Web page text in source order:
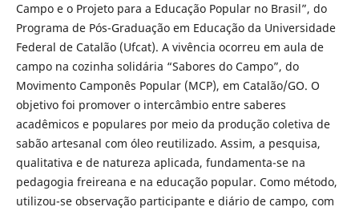
Campo e o Projeto para a Educação Popular no Brasil”, do
Programa de Pós-Graduação em Educação da Universidade
Federal de Catalão (Ufcat). A vivência ocorreu em aula de
campo na cozinha solidária “Sabores do Campo”, do
Movimento Camponês Popular (MCP), em Catalão/GO. O
objetivo foi promover o intercâmbio entre saberes
acadêmicos e populares por meio da produção coletiva de
sabão artesanal com óleo reutilizado. Assim, a pesquisa,
qualitativa e de natureza aplicada, fundamenta-se na
pedagogia freireana e na educação popular. Como método,
utilizou-se observação participante e diário de campo, com